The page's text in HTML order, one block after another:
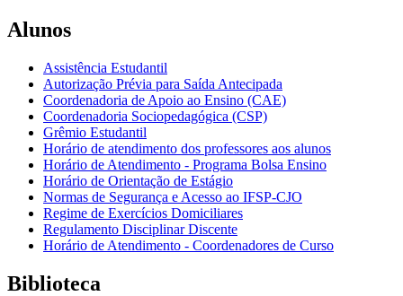
Alunos
Assistência Estudantil
Autorização Prévia para Saída Antecipada
Coordenadoria de Apoio ao Ensino (CAE)
Coordenadoria Sociopedagógica (CSP)
Grêmio Estudantil
Horário de atendimento dos professores aos alunos
Horário de Atendimento - Programa Bolsa Ensino
Horário de Orientação de Estágio
Normas de Segurança e Acesso ao IFSP-CJO
Regime de Exercícios Domiciliares
Regulamento Disciplinar Discente
Horário de Atendimento - Coordenadores de Curso
Biblioteca